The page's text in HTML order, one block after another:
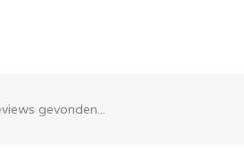
gevonden...